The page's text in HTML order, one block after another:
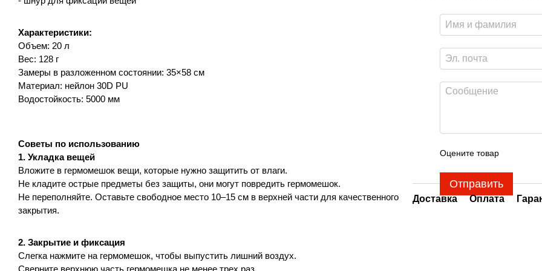
Характеристики:
Объем: 20 л
Вес: 128 г
Замеры в разложенном состоянии: 35×58 см
Материал: нейлон 30D PU
Водостойкость: 5000 мм
Советы по использованию
1. Укладка вещей
Вложите в гермомешок вещи, которые нужно защитить от влаги.
Не кладите острые предметы без защиты, они могут повредить гермомешок.
Не переполняйте. Оставьте свободное место 10–15 см в верхней части для качественного
закрытия.
2. Закрытие и фиксация
Слегка нажмите на гермомешок, чтобы выпустить лишний воздух.
Сверните верхнюю часть гермомешка не менее трех раз.
Оцените товар
Отправить
Доставка Оплата